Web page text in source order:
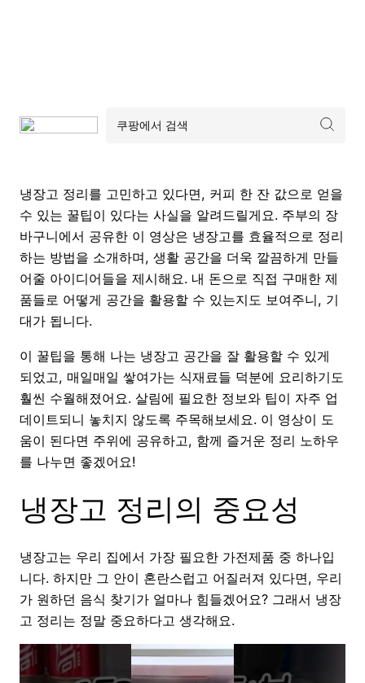
냉장고 정리를 고민하고 있다면, 커피 한 잔 값으로 얻을
수 있는 꿀팁이 있다는 사실을 알려드릴게요. 주부의 장
바구니에서 공유한 이 영상은 냉장고를 효율적으로 정리
하는 방법을 소개하며, 생활 공간을 더욱 깔끔하게 만들
어줄 아이디어들을 제시해요. 내 돈으로 직접 구매한 제
품들로 어떻게 공간을 활용할 수 있는지도 보여주니, 기
대가 됩니다.
이 꿀팁을 통해 나는 냉장고 공간을 잘 활용할 수 있게
되었고, 매일매일 쌓여가는 식재료들 덕분에 요리하기도
훨씬 수월해졌어요. 살림에 필요한 정보와 팁이 자주 업
데이트되니 놓치지 않도록 주목해보세요. 이 영상이 도
움이 된다면 주위에 공유하고, 함께 즐거운 정리 노하우
를 나누면 좋겠어요!
냉장고 정리의 중요성
냉장고는 우리 집에서 가장 필요한 가전제품 중 하나입
니다. 하지만 그 안이 혼란스럽고 어질러져 있다면, 우리
가 원하던 음식 찾기가 얼마나 힘들겠어요? 그래서 냉장
고 정리는 정말 중요하다고 생각해요.